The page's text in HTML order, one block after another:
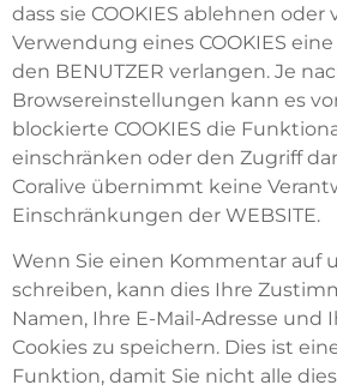
dass sie COOKIES ablehnen oder
Verwendung eines COOKIES
den BENUTZER verlangen. Je
Browsereinstellungen kann es
blockierte COOKIES die
einschränken oder den Zugriff
Coralive übernimmt keine
Einschränkungen der WEBSITE.
Wenn Sie einen Kommentar auf
schreiben, kann dies Ihre
Namen, Ihre E-Mail-Adresse und
Cookies zu speichern. Dies ist
Funktion, damit Sie nicht alle